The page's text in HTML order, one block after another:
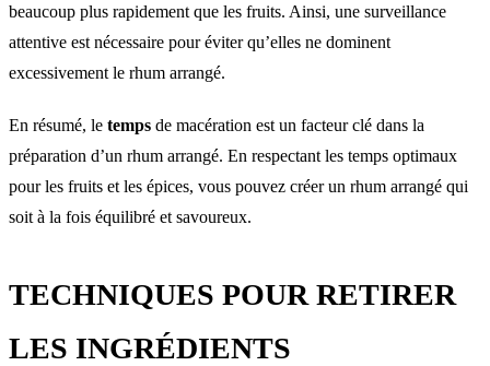
beaucoup plus rapidement que les fruits. Ainsi, une surveillance
attentive est nécessaire pour éviter qu’elles ne dominent
excessivement le rhum arrangé.
En résumé, le temps de macération est un facteur clé dans la
préparation d’un rhum arrangé. En respectant les temps optimaux
pour les fruits et les épices, vous pouvez créer un rhum arrangé qui
soit à la fois équilibré et savoureux.
TECHNIQUES POUR RETIRER
LES INGRÉDIENTS